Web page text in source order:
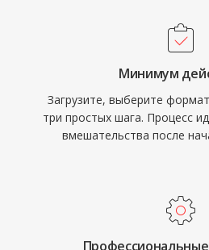
Минимум
Загрузите, выберите
три простых шага. Процесс
вмешательства после